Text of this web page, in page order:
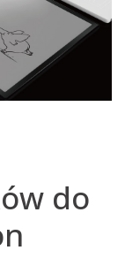
do